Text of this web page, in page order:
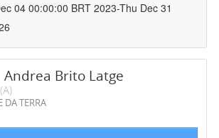
04 00:00:00 BRT 2023-Thu Dec 31
Andrea Brito Latge
DA TERRA